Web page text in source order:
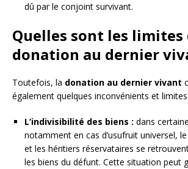
dû par le conjoint survivant.
Quelles sont les limites
donation au dernier
Toutefois, la donation au dernier vivant
également quelques inconvénients et limites
L’indivisibilité des biens : dans
notamment en cas d’usufruit universel,
et les héritiers réservataires se
les biens du défunt. Cette situation peut